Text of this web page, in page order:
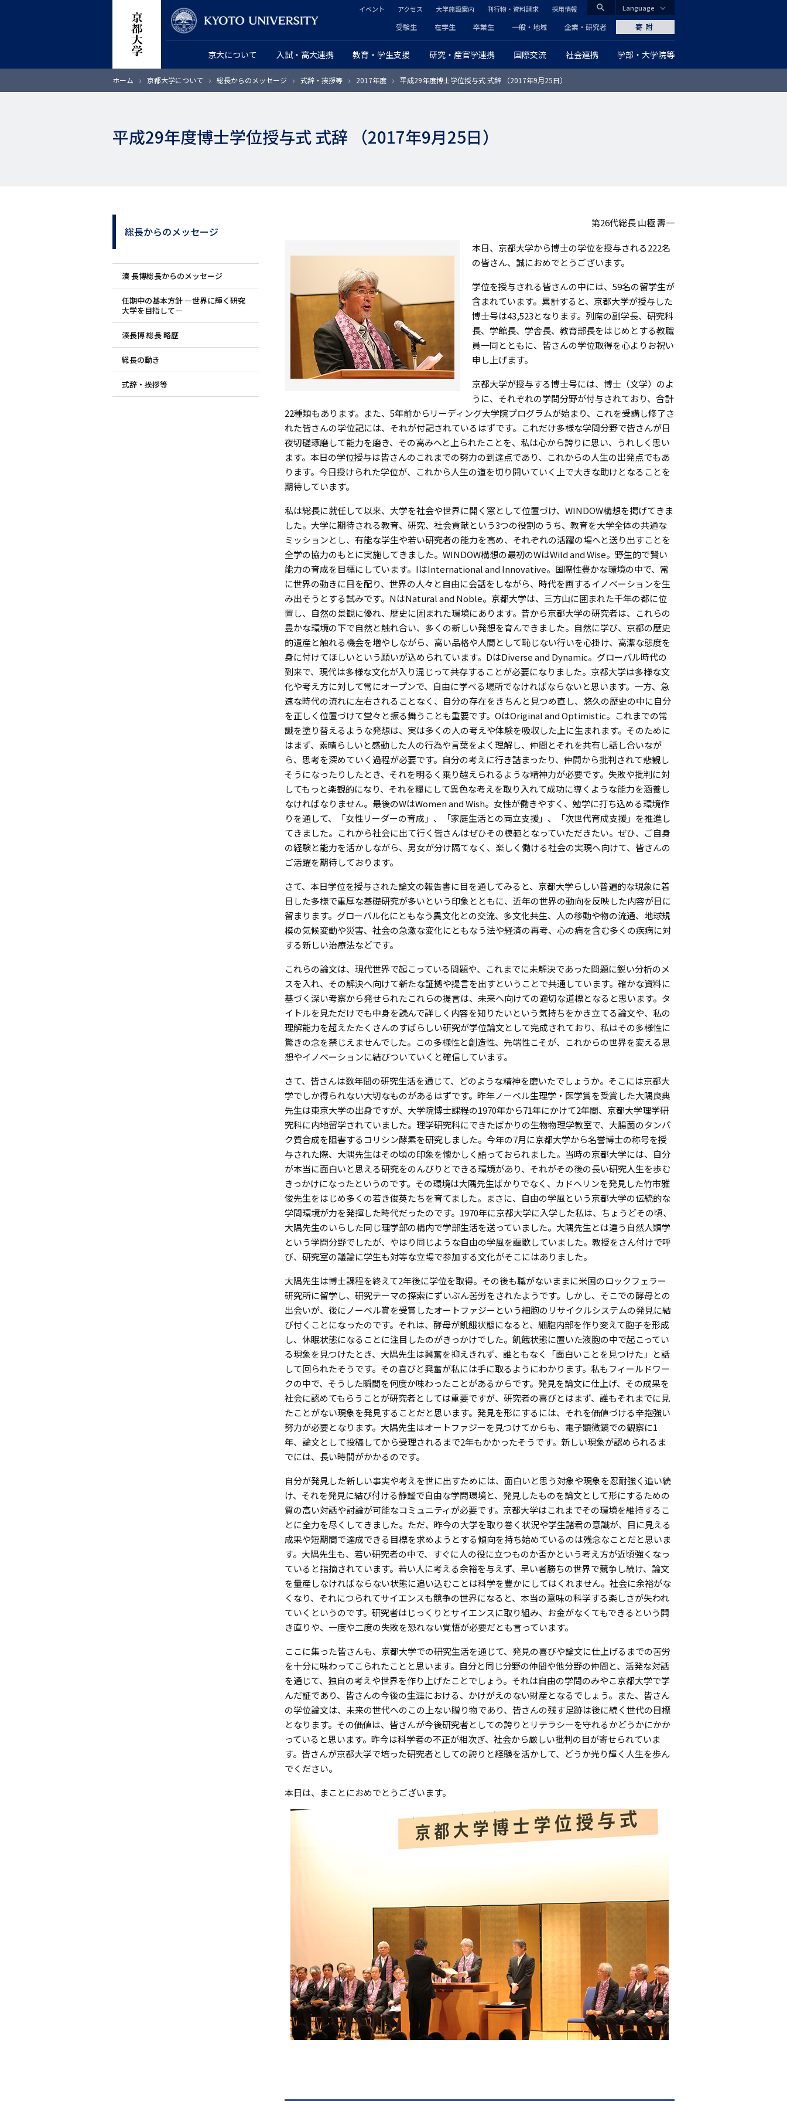
ン
CLOSE
search
グ
ロ
シ
京大について 入試・高大連携 教育・学生支援 研究・産官学連携 国際交流 社会連携 学部・大学院等
ヘ
ッ
ダ
プ
ー
ン
ク
受験生 在学生 卒業生 一般・地域 企業・研究者
ッ
ダ
ー
カ
リ
ン
ク
イベント アクセス 大学施設案内 刊行物・資料請求 採用情報
寄附
Language
ホーム 京都大学について 総長からのメッセージ 式辞・挨拶等 2017年度 平成29年度博士学位授与式 式辞 （2017年9月25日）
平成29年度博士学位授与式 式辞 （2017年9月25日）
サ
イ
ド
メ
ニ
ュ
ー
総長からのメッセージ
湊 長博総長からのメッセージ
任期中の基本方針 ―世界に輝く研究
大学を目指して―
湊長博 総長 略歴
総長の動き
式辞・挨拶等
第26代総長 山極 壽一
本日、京都大学から博士の学位を授与される222名
の皆さん、誠におめでとうございます。
学位を授与される皆さんの中には、59名の留学生が
含まれています。累計すると、京都大学が授与した
博士号は43,523となります。列席の副学長、研究科
長、学館長、学舎長、教育部長をはじめとする教職
員一同とともに、皆さんの学位取得を心よりお祝い
申し上げます。
京都大学が授与する博士号には、博士（文学）のよ
うに、それぞれの学問分野が付与されており、合計
22種類もあります。また、5年前からリーディング大学院プログラムが始まり、これを受講し修了さ
れた皆さんの学位記には、それが付記されているはずです。これだけ多様な学問分野で皆さんが日
夜切磋琢磨して能力を磨き、その高みへと上られたことを、私は心から誇りに思い、うれしく思い
ます。本日の学位授与は皆さんのこれまでの努力の到達点であり、これからの人生の出発点でもあ
ります。今日授けられた学位が、これから人生の道を切り開いていく上で大きな助けとなることを
期待しています。
私は総長に就任して以来、大学を社会や世界に開く窓として位置づけ、WINDOW構想を掲げてきま
した。大学に期待される教育、研究、社会貢献という3つの役割のうち、教育を大学全体の共通な
ミッションとし、有能な学生や若い研究者の能力を高め、それぞれの活躍の場へと送り出すことを
全学の協力のもとに実施してきました。WINDOW構想の最初のWはWild and Wise。野生的で賢い
能力の育成を目標にしています。IはInternational and Innovative。国際性豊かな環境の中で、常
に世界の動きに目を配り、世界の人々と自由に会話をしながら、時代を画するイノベーションを生
み出そうとする試みです。NはNatural and Noble。京都大学は、三方山に囲まれた千年の都に位
置し、自然の景観に優れ、歴史に囲まれた環境にあります。昔から京都大学の研究者は、これらの
豊かな環境の下で自然と触れ合い、多くの新しい発想を育んできました。自然に学び、京都の歴史
的遺産と触れる機会を増やしながら、高い品格や人間として恥じない行いを心掛け、高潔な態度を
身に付けてほしいという願いが込められています。DはDiverse and Dynamic。グローバル時代の
到来で、現代は多様な文化が入り混じって共存することが必要になりました。京都大学は多様な文
化や考え方に対して常にオープンで、自由に学べる場所でなければならないと思います。一方、急
速な時代の流れに左右されることなく、自分の存在をきちんと見つめ直し、悠久の歴史の中に自分
を正しく位置づけて堂々と振る舞うことも重要です。OはOriginal and Optimistic。これまでの常
識を塗り替えるような発想は、実は多くの人の考えや体験を吸収した上に生まれます。そのために
はまず、素晴らしいと感動した人の行為や言葉をよく理解し、仲間とそれを共有し話し合いなが
ら、思考を深めていく過程が必要です。自分の考えに行き詰まったり、仲間から批判されて悲観し
そうになったりしたとき、それを明るく乗り越えられるような精神力が必要です。失敗や批判に対
してもっと楽観的になり、それを糧にして異色な考えを取り入れて成功に導くような能力を涵養し
なければなりません。最後のWはWomen and Wish。女性が働きやすく、勉学に打ち込める環境作
りを通して、「女性リーダーの育成」、「家庭生活との両立支援」、「次世代育成支援」を推進し
てきました。これから社会に出て行く皆さんはぜひその模範となっていただきたい。ぜひ、ご自身
の経験と能力を活かしながら、男女が分け隔てなく、楽しく働ける社会の実現へ向けて、皆さんの
ご活躍を期待しております。
さて、本日学位を授与された論文の報告書に目を通してみると、京都大学らしい普遍的な現象に着
目した多様で重厚な基礎研究が多いという印象とともに、近年の世界の動向を反映した内容が目に
留まります。グローバル化にともなう異文化との交流、多文化共生、人の移動や物の流通、地球規
模の気候変動や災害、社会の急激な変化にともなう法や経済の再考、心の病を含む多くの疾病に対
する新しい治療法などです。
これらの論文は、現代世界で起こっている問題や、これまでに未解決であった問題に鋭い分析のメ
スを入れ、その解決へ向けて新たな証拠や提言を出すということで共通しています。確かな資料に
基づく深い考察から発せられたこれらの提言は、未来へ向けての適切な道標となると思います。タ
イトルを見ただけでも中身を読んで詳しく内容を知りたいという気持ちをかき立てる論文や、私の
理解能力を超えたたくさんのすばらしい研究が学位論文として完成されており、私はその多様性に
驚きの念を禁じえませんでした。この多様性と創造性、先端性こそが、これからの世界を変える思
想やイノベーションに結びついていくと確信しています。
さて、皆さんは数年間の研究生活を通じて、どのような精神を磨いたでしょうか。そこには京都大
学でしか得られない大切なものがあるはずです。昨年ノーベル生理学・医学賞を受賞した大隅良典
先生は東京大学の出身ですが、大学院博士課程の1970年から71年にかけて2年間、京都大学理学研
究科に内地留学されていました。理学研究科にできたばかりの生物物理学教室で、大腸菌のタンパ
ク質合成を阻害するコリシン酵素を研究しました。今年の7月に京都大学から名誉博士の称号を授
与された際、大隅先生はその頃の印象を懐かしく語っておられました。当時の京都大学には、自分
が本当に面白いと思える研究をのんびりとできる環境があり、それがその後の長い研究人生を歩む
きっかけになったというのです。その環境は大隅先生ばかりでなく、カドヘリンを発見した竹市雅
俊先生をはじめ多くの若き俊英たちを育てました。まさに、自由の学風という京都大学の伝統的な
学問環境が力を発揮した時代だったのです。1970年に京都大学に入学した私は、ちょうどその頃、
大隅先生のいらした同じ理学部の構内で学部生活を送っていました。大隅先生とは違う自然人類学
という学問分野でしたが、やはり同じような自由の学風を謳歌していました。教授をさん付けで呼
び、研究室の議論に学生も対等な立場で参加する文化がそこにはありました。
大隅先生は博士課程を終えて2年後に学位を取得。その後も職がないままに米国のロックフェラー
研究所に留学し、研究テーマの探索にずいぶん苦労をされたようです。しかし、そこでの酵母との
出会いが、後にノーベル賞を受賞したオートファジーという細胞のリサイクルシステムの発見に結
び付くことになったのです。それは、酵母が飢餓状態になると、細胞内部を作り変えて胞子を形成
し、休眠状態になることに注目したのがきっかけでした。飢餓状態に置いた液胞の中で起こってい
る現象を見つけたとき、大隅先生は興奮を抑えきれず、誰ともなく「面白いことを見つけた」と話
して回られたそうです。その喜びと興奮が私には手に取るようにわかります。私もフィールドワー
クの中で、そうした瞬間を何度か味わったことがあるからです。発見を論文に仕上げ、その成果を
社会に認めてもらうことが研究者としては重要ですが、研究者の喜びとはまず、誰もそれまでに見
たことがない現象を発見することだと思います。発見を形にするには、それを価値づける辛抱強い
努力が必要となります。大隅先生はオートファジーを見つけてからも、電子顕微鏡での観察に1
年、論文として投稿してから受理されるまで2年もかかったそうです。新しい現象が認められるま
でには、長い時間がかかるのです。
自分が発見した新しい事実や考えを世に出すためには、面白いと思う対象や現象を忍耐強く追い続
け、それを発見に結び付ける静謐で自由な学問環境と、発見したものを論文として形にするための
質の高い対話や討論が可能なコミュニティが必要です。京都大学はこれまでその環境を維持するこ
とに全力を尽くしてきました。ただ、昨今の大学を取り巻く状況や学生諸君の意識が、目に見える
成果や短期間で達成できる目標を求めようとする傾向を持ち始めているのは残念なことだと思いま
す。大隅先生も、若い研究者の中で、すぐに人の役に立つものか否かという考え方が近頃強くなっ
ていると指摘されています。若い人に考える余裕を与えず、早い者勝ちの世界で競争し続け、論文
を量産しなければならない状態に追い込むことは科学を豊かにしてはくれません。社会に余裕がな
くなり、それにつられてサイエンスも競争の世界になると、本当の意味の科学する楽しさが失われ
ていくというのです。研究者はじっくりとサイエンスに取り組み、お金がなくてもできるという開
き直りや、一度や二度の失敗を恐れない覚悟が必要だとも言っています。
ここに集った皆さんも、京都大学での研究生活を通じて、発見の喜びや論文に仕上げるまでの苦労
を十分に味わってこられたことと思います。自分と同じ分野の仲間や他分野の仲間と、活発な対話
を通じて、独自の考えや世界を作り上げたことでしょう。それは自由の学問のみやこ京都大学で学
んだ証であり、皆さんの今後の生涯における、かけがえのない財産となるでしょう。また、皆さん
の学位論文は、未来の世代へのこの上ない贈り物であり、皆さんの残す足跡は後に続く世代の目標
となります。その価値は、皆さんが今後研究者としての誇りとリテラシーを守れるかどうかにかか
っていると思います。昨今は科学者の不正が相次ぎ、社会から厳しい批判の目が寄せられていま
す。皆さんが京都大学で培った研究者としての誇りと経験を活かして、どうか光り輝く人生を歩ん
でください。
本日は、まことにおめでとうございます。